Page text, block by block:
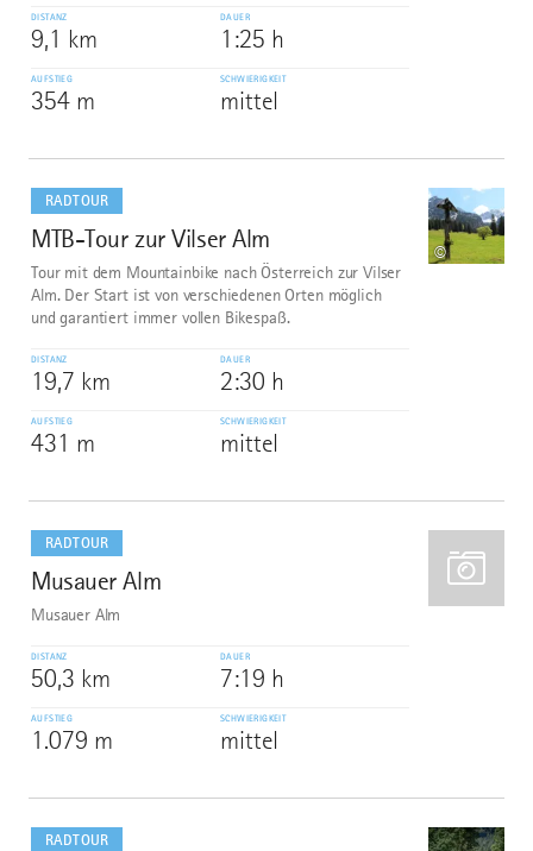
DISTANZ
9,1 km
DAUER
1:25 h
AUFSTIEG
354 m
SCHWIERIGKEIT
mittel
RADTOUR
7
MTB-Tour zur Vilser Alm
©
Tour mit dem Mountainbike nach Österreich zur Vilser
Alm. Der Start ist von verschiedenen Orten möglich
und garantiert immer vollen Bikespaß.
DISTANZ
19,7 km
DAUER
2:30 h
AUFSTIEG
431 m
SCHWIERIGKEIT
mittel
dazu
RADTOUR
8
Musauer Alm
Musauer Alm
DISTANZ
50,3 km
DAUER
7:19 h
AUFSTIEG
1.079 m
SCHWIERIGKEIT
mittel
dazu
RADTOUR
dazu